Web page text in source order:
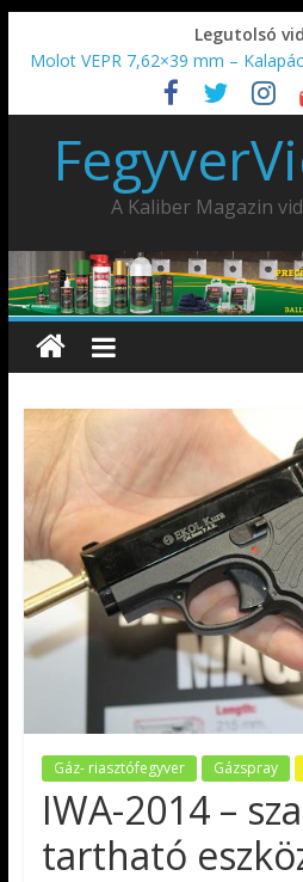
Legutolsó
Molot VEPR 7,62×39 mm –
IDÉN IS INDUL: Fegyvertervező-
illetve szakspecialista képzés!!!
IWA2026 – Puskák 1. rész
Ardesa Patriot “FAPADOS” .45
AMD-65 oktató METSZET
A Kaliber Magazin
Gáz- riasztófegyver Gázspray
IWA-2014 –
tartható